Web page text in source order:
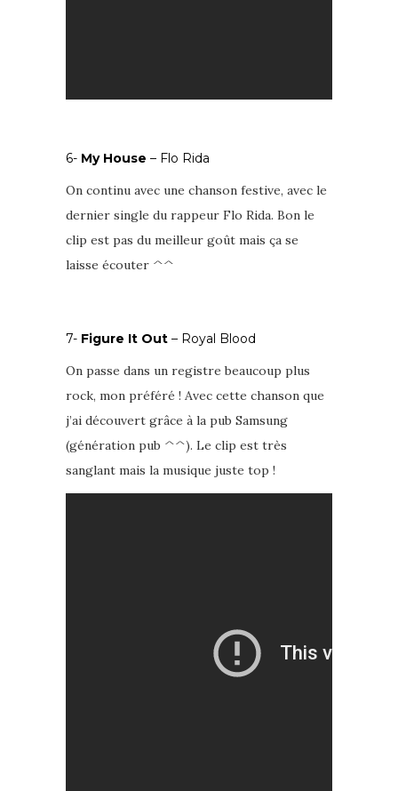
6- My House – Flo Rida
On continu avec une chanson festive, avec le
dernier single du rappeur Flo Rida. Bon le
clip est pas du meilleur goût mais ça se
laisse écouter ^^
7- Figure It Out – Royal Blood
On passe dans un registre beaucoup plus
rock, mon préféré ! Avec cette chanson que
j’ai découvert grâce à la pub Samsung
(génération pub ^^). Le clip est très
sanglant mais la musique juste top !